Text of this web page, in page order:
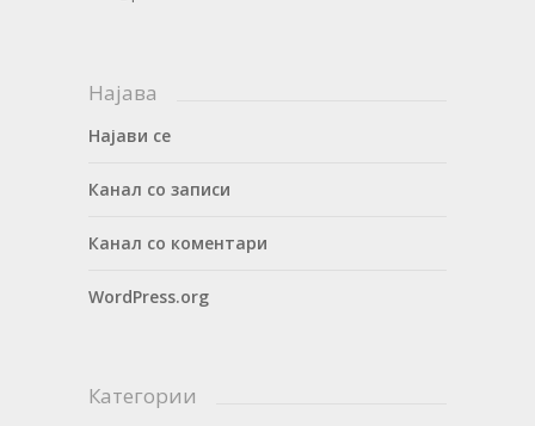
Најава
Најави се
Канал со записи
Канал со коментари
WordPress.org
Категории